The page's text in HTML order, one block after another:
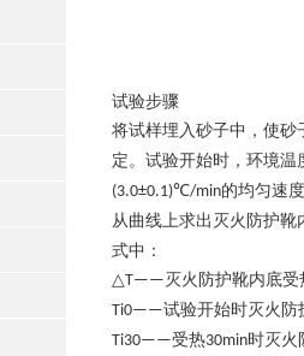
试验步骤
将试样埋入砂子中，使砂
定。试验开始时，环境
(3.0±0.1)℃/min的均匀速
从曲线上求出灭火防护靴
式中：
△T—— 灭火防护靴内底受
Ti0——试验开始时灭火防
Ti30——受热30min时灭火